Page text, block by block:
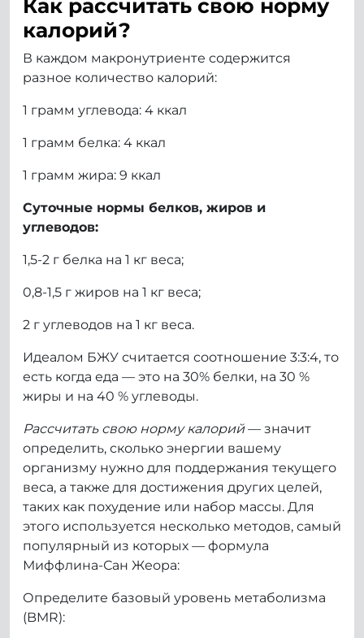
Как рассчитать свою норму
калорий?
В каждом макронутриенте содержится
разное количество калорий:
1 грамм углевода: 4 ккал
1 грамм белка: 4 ккал
1 грамм жира: 9 ккал
Суточные нормы белков, жиров и
углеводов:
1,5-2 г белка на 1 кг веса;
0,8-1,5 г жиров на 1 кг веса;
2 г углеводов на 1 кг веса.
Идеалом БЖУ считается соотношение 3:3:4, то
есть когда еда — это на 30% белки, на 30 %
жиры и на 40 % углеводы.
Рассчитать свою норму калорий— значит
определить, сколько энергии вашему
организму нужно для поддержания текущего
веса, а также для достижения других целей,
таких как похудение или набор массы. Для
этого используется несколько методов, самый
популярный из которых — формула
Миффлина-Сан Жеора:
Определите базовый уровень метаболизма
(BMR):